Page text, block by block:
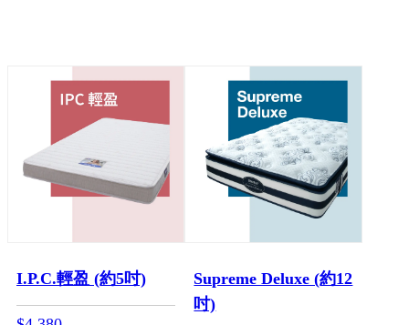
I.P.C.輕盈 (約5吋)
Supreme Deluxe (約12
吋)